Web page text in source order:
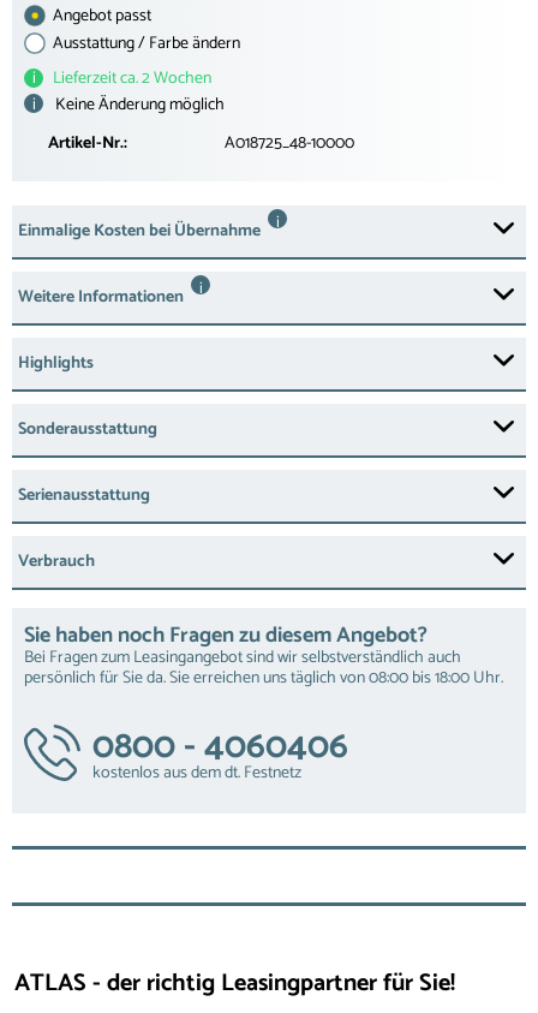
Angebot passt
Ausstattung / Farbe ändern
i
Lieferzeit ca. 2 Wochen
i
Keine Änderung möglich
Artikel-Nr.:
A018725_48-10000
Einmalige Kosten bei Übernahme i
Weitere Informationen i
Highlights
Sonderausstattung
Serienausstattung
Verbrauch
Sie haben noch Fragen zu diesem Angebot?
Bei Fragen zum Leasingangebot sind wir selbstverständlich auch
persönlich für Sie da. Sie erreichen uns täglich von 08:00 bis 18:00 Uhr.
0800 - 4060406
kostenlos aus dem dt. Festnetz
ATLAS - der richtig Leasingpartner für Sie!